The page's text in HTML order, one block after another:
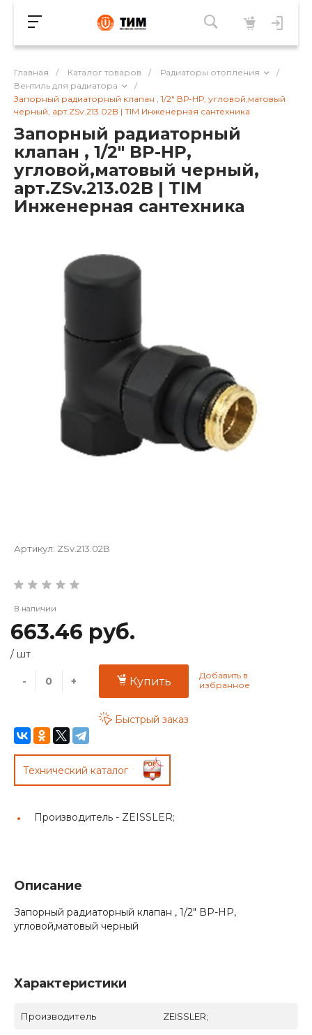
Главная / Каталог товаров / Радиаторы отопления
/
Вентиль для радиатора
/
Запорный радиаторный клапан , 1/2" ВР-НР, угловой,матовый
черный, арт.ZSv.213.02B | TIM Инженерная сантехника
Запорный радиаторный
клапан , 1/2" ВР-НР,
угловой,матовый черный,
арт.ZSv.213.02B | TIM
Инженерная сантехника
Артикул: ZSv.213.02B
В наличии
663.46 руб.
/ шт
- + Купить
Быстрый заказ
Технический каталог
Производитель - ZEISSLER;
Описание
Запорный радиаторный клапан , 1/2" ВР-НР,
угловой,матовый черный
Характеристики
Производитель ZEISSLER;